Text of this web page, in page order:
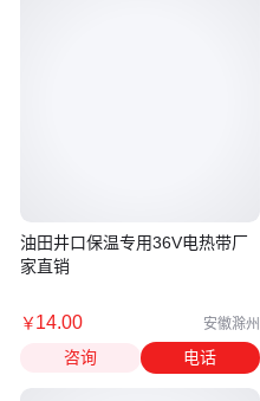
油田井口保温专用36V电热带厂
家直销
￥14.00 安徽滁州
咨询 电话